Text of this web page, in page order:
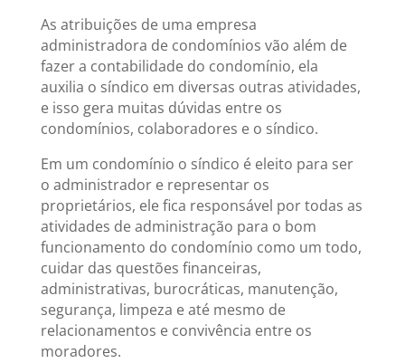
As atribuições de uma empresa
administradora de condomínios vão além de
fazer a contabilidade do condomínio, ela
auxilia o síndico em diversas outras atividades,
e isso gera muitas dúvidas entre os
condomínios, colaboradores e o síndico.
Em um condomínio o síndico é eleito para ser
o administrador e representar os
proprietários, ele fica responsável por todas as
atividades de administração para o bom
funcionamento do condomínio como um todo,
cuidar das questões financeiras,
administrativas, burocráticas, manutenção,
segurança, limpeza e até mesmo de
relacionamentos e convivência entre os
moradores.